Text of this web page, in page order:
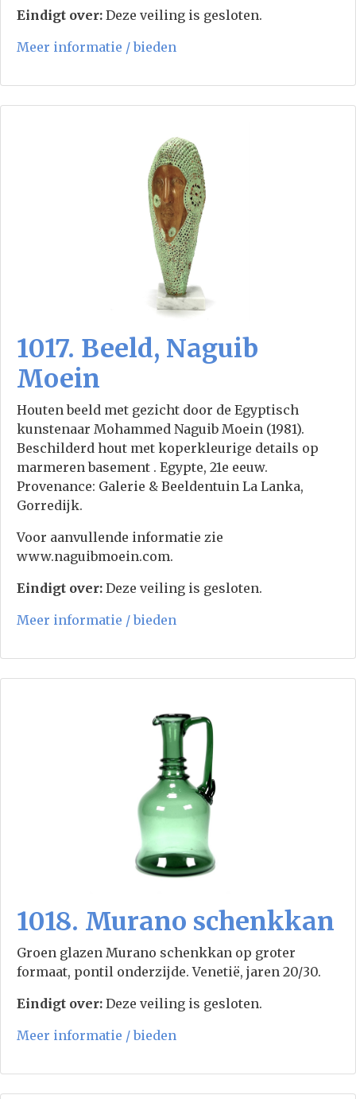
Eindigt over: Deze veiling is gesloten.
Meer informatie / bieden
1017. Beeld, Naguib
Moein
Houten beeld met gezicht door de Egyptisch
kunstenaar Mohammed Naguib Moein (1981).
Beschilderd hout met koperkleurige details op
marmeren basement . Egypte, 21e eeuw.
Provenance: Galerie & Beeldentuin La Lanka,
Gorredijk.
Voor aanvullende informatie zie
www.naguibmoein.com.
Eindigt over: Deze veiling is gesloten.
Meer informatie / bieden
1018. Murano schenkkan
Groen glazen Murano schenkkan op groter
formaat, pontil onderzijde. Venetië, jaren 20/30.
Eindigt over: Deze veiling is gesloten.
Meer informatie / bieden